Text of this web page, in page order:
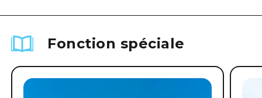
Fonction spéciale